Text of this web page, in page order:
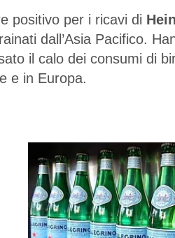
positivo per i ricavi di
dall’Asia Pacifico.
il calo dei consumi di
e in Europa.